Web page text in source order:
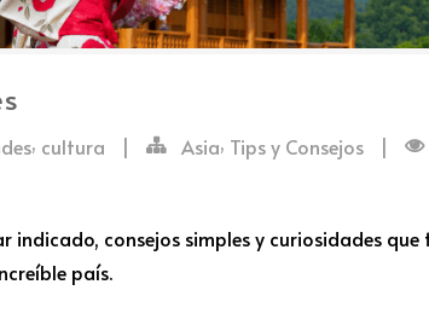
, cultura | Asia, Tips y Consejos |
indicado, consejos simples y curiosidades que
país.